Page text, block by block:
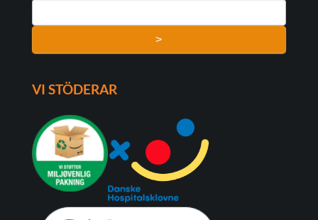
>
VI STÖDERAR